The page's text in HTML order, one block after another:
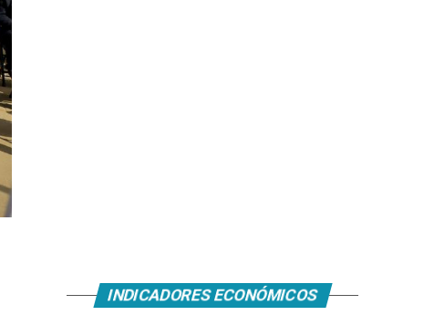
INDICADORES ECONÓMICOS